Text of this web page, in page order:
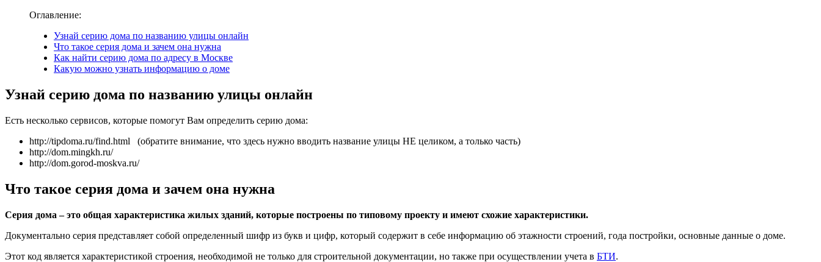
Оглавление:
Узнай серию дома по названию улицы онлайн
Что такое серия дома и зачем она нужна
Как найти серию дома по адресу в Москве
Какую можно узнать информацию о доме
Узнай серию дома по названию улицы онлайн
Есть несколько сервисов, которые помогут Вам определить серию дома:
http://tipdoma.ru/find.html (обратите внимание, что здесь нужно вводить название улицы НЕ целиком, а только часть)
http://dom.mingkh.ru/
http://dom.gorod-moskva.ru/
Что такое серия дома и зачем она нужна
Серия дома – это общая характеристика жилых зданий, которые построены по типовому проекту и имеют схожие характеристики.
Документально серия представляет собой определенный шифр из букв и цифр, который содержит в себе информацию об этажности строений, года постройки, основные данные о доме.
Этот код является характеристикой строения, необходимой не только для строительной документации, но также при осуществлении учета в БТИ.